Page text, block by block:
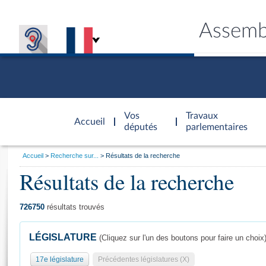
Accueil
d'accueil
Vos
députés
Travaux
parlementaires
Général
Vous
Accueil Recherche sur... Résultats de la recherche
Résultats de la recherche
726750 résultats trouvés
LÉGISLATURE (Cliquez sur l'un des boutons pour faire un choix)
17e législature Précédentes législatures (X)